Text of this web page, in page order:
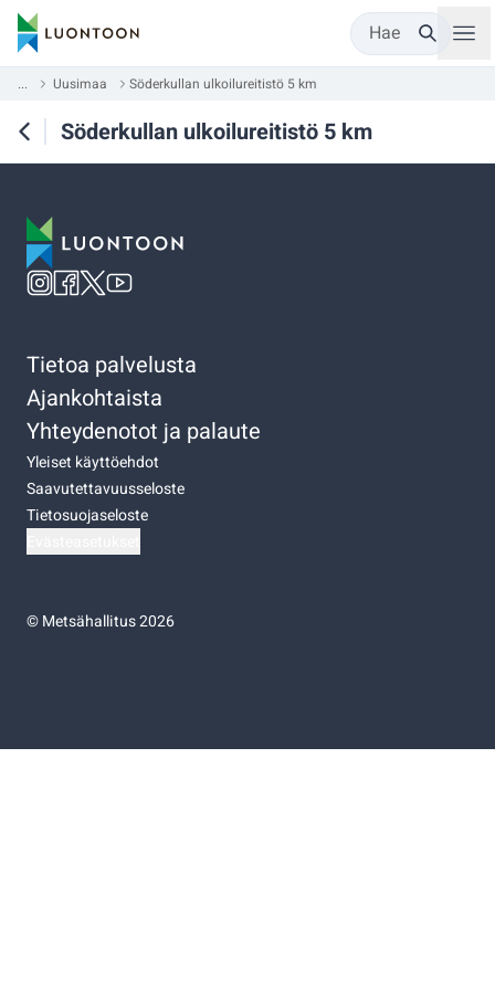
Hae
... Uusimaa Söderkullan ulkoilureitistö 5 km
Söderkullan ulkoilureitistö 5 km
Tietoa palvelusta
Ajankohtaista
Yhteydenotot ja palaute
Yleiset käyttöehdot
Saavutettavuusseloste
Tietosuojaseloste
©Metsähallitus 2026